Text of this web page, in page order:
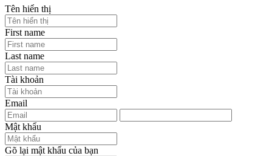
Tên hiển thị
First name
Last name
Tài khoản
Email
Mật khẩu
Gõ lại mật khẩu của bạn